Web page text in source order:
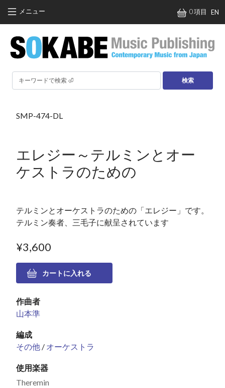
メニュー 0 項目 EN
検索
SMP-474-DL
エレジー～テルミンとオー
ケストラのための
テルミンとオーケストラのための「エレジー」です。
テルミン奏者、三毛子に献呈されています
¥3,600
作曲者
山本準
編成
その他 / オーケストラ
使用楽器
Theremin